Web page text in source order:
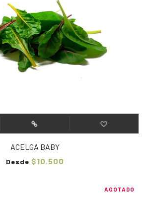
ACELGA BABY
Desde $10.500
AGOTADO